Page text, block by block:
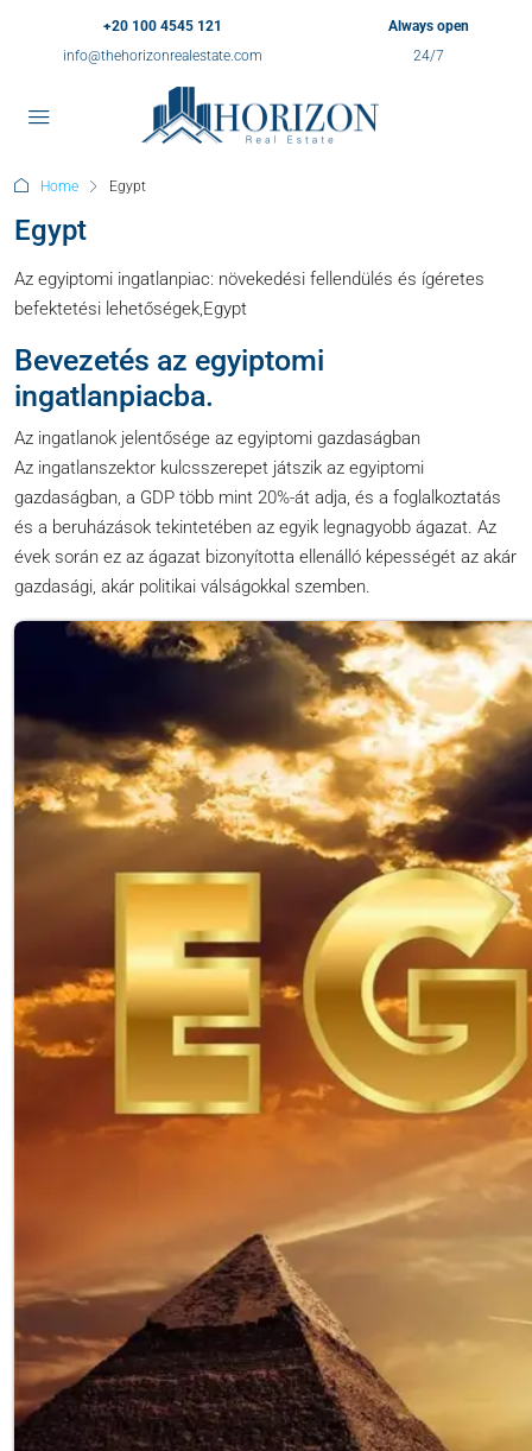
+20 100 4545 121
info@thehorizonrealestate.com
Always open
24/7
Home Egypt
Egypt
Az egyiptomi ingatlanpiac: növekedési fellendülés és ígéretes
befektetési lehetőségek,Egypt
Bevezetés az egyiptomi
ingatlanpiacba.
Az ingatlanok jelentősége az egyiptomi gazdaságban
Az ingatlanszektor kulcsszerepet játszik az egyiptomi
gazdaságban, a GDP több mint 20%-át adja, és a foglalkoztatás
és a beruházások tekintetében az egyik legnagyobb ágazat. Az
évek során ez az ágazat bizonyította ellenálló képességét az akár
gazdasági, akár politikai válságokkal szemben.